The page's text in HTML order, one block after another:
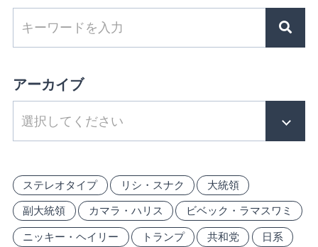
アーカイブ
ステレオタイプ リシ・スナク 大統領
副大統領 カマラ・ハリス ビベック・ラマスワミ
ニッキー・ヘイリー トランプ 共和党 日系